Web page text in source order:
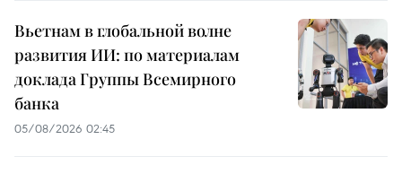
Вьетнам в глобальной волне
развития ИИ: по материалам
доклада Группы Всемирного
банка
05/08/2026 02:45